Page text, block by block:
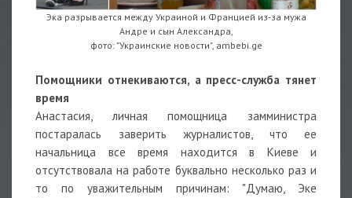
Эка разрывается между Украиной и Францией из-за мужа
Андре и сын Александра,
фото: "Украинские новости", ambebi.ge
Помощники отнекиваются, а пресс-служба тянет
время
Анастасия, личная помощница замминистра
постаралась заверить журналистов, что ее
начальница все время находится в Киеве и
отсутствовала на работе буквально несколько раз и
то по уважительным причинам: "Думаю, Эке